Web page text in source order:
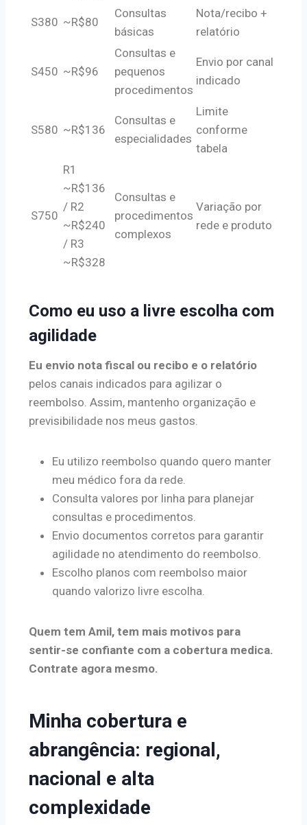
S380 ~R$80
Consultas
básicas
Nota/recibo +
relatório
S450 ~R$96
Consultas e
pequenos
procedimentos
Envio por canal
indicado
S580 ~R$136
Consultas e
especialidades
Limite
conforme
tabela
S750
R1
~R$136
/ R2
~R$240
/ R3
~R$328
Consultas e
procedimentos
complexos
Variação por
rede e produto
Como eu uso a livre escolha com
agilidade
Eu envio nota fiscal ou recibo e o relatório
pelos canais indicados para agilizar o
reembolso. Assim, mantenho organização e
previsibilidade nos meus gastos.
Eu utilizo reembolso quando quero manter
meu médico fora da rede.
Consulta valores por linha para planejar
consultas e procedimentos.
Envio documentos corretos para garantir
agilidade no atendimento do reembolso.
Escolho planos com reembolso maior
quando valorizo livre escolha.
Quem tem Amil, tem mais motivos para
sentir-se confiante com a cobertura medica.
Contrate agora mesmo.
Minha cobertura e
abrangência: regional,
nacional e alta
complexidade